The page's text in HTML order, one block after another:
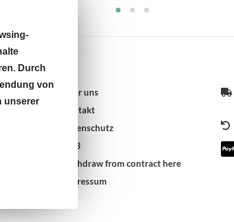
Durch
von
unserer
Über uns
Kontakt
Datenschutz
AGB
Withdraw from contract here
Impressum